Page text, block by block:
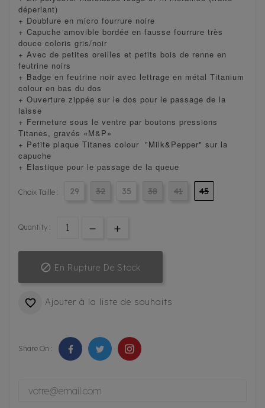
déperlant)
+ Doublure en micro fourrure noire
+ Capuche amovible bordée en fausse fourrure très
douce coloris gris/noir
+ Avec de petites oreilles et petits bois de renne en
feutrine noirs
+ Badge en feutrine noir avec lettrage en métal Titanium
colour en bas du dos
+ Ouverture zippée sur le dos pour le passage de la
laisse
+ Fermeture sous le ventre par boutons pressions
Titanes, gravés «M&P»
+ Petite plaque Titanes colour "Milk&Pepper" sur la
capuche
+ Elastique pour le passage de la queue
Choix Taille : 29 32 35 38 41 45
Quantity :
 En Rupture De Stock
 Ajouter à la liste de souhaits
Share On :